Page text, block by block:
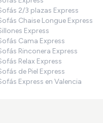
2/3 plazas Express
Chaise Longue Express
Express
Cama Express
Rinconera Express
Relax Express
de Piel Express
Express en Valencia